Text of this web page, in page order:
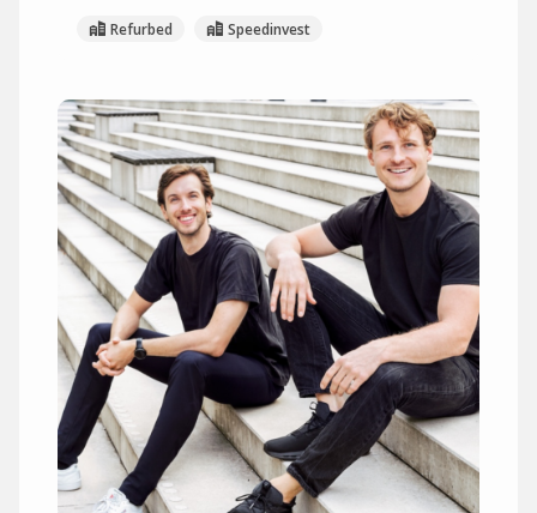
Refurbed Speedinvest